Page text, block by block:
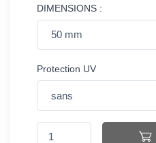
DIMENSIONS :
Protection UV